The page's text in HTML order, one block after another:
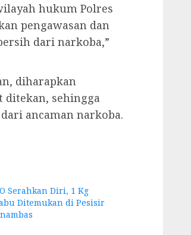
hukum Polres
pengawasan dan
dari narkoba,”
diharapkan
ditekan, sehingga
ancaman narkoba.
Serahkan Diri, 1 Kg
Ditemukan di Pesisir